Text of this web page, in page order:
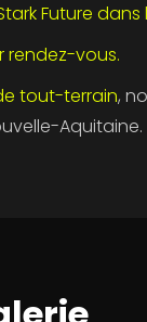
Future dans
rendez-vous.
tout-terrain,
Aquitaine.